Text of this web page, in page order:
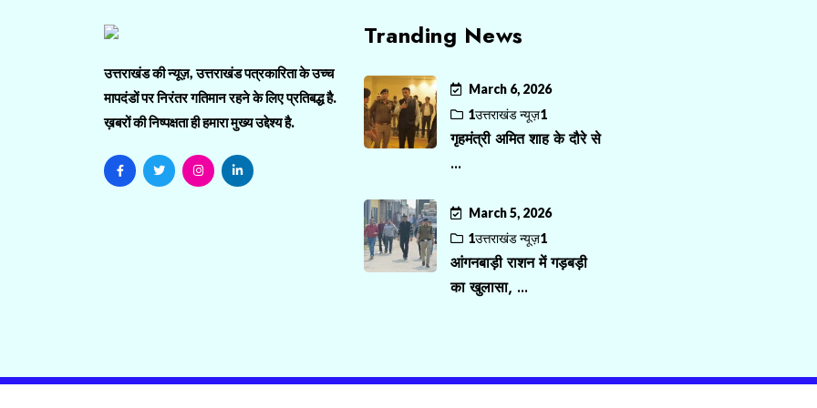
उत्तराखंड की न्यूज़, उत्तराखंड पत्रकारिता के उच्च
मापदंडों पर निरंतर गतिमान रहने के लिए प्रतिबद्ध है.
ख़बरों की निष्पक्षता ही हमारा मुख्य उद्देश्य है.
Tranding News
March 6, 2026
1उत्तराखंड न्यूज़1
गृहमंत्री अमित शाह के दौरे से
...
March 5, 2026
1उत्तराखंड न्यूज़1
आंगनबाड़ी राशन में गड़बड़ी
का खुलासा, ...